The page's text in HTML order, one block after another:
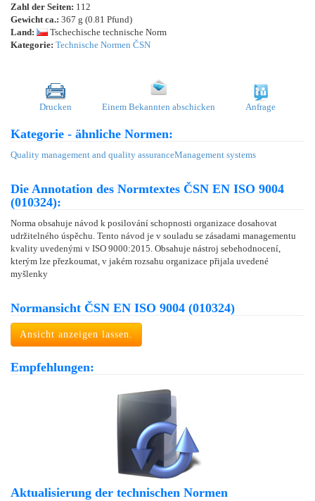
Zahl der Seiten: 112
Gewicht ca.: 367 g (0.81 Pfund)
Land:
Tschechische technische Norm
Kategorie: Technische Normen ČSN
Drucken Einem Bekannten abschicken Anfrage
Kategorie - ähnliche Normen:
Quality management and quality assuranceManagement systems
Die Annotation des Normtextes ČSN EN ISO 9004
(010324):
Norma obsahuje návod k posilování schopnosti organizace dosahovat
udržitelného úspěchu. Tento návod je v souladu se zásadami managementu
kvality uvedenými v ISO 9000:2015. Obsahuje nástroj sebehodnocení,
kterým lze přezkoumat, v jakém rozsahu organizace přijala uvedené
myšlenky
Normansicht ČSN EN ISO 9004 (010324)
Ansicht anzeigen lassen.
Empfehlungen:
Aktualisierung der technischen Normen